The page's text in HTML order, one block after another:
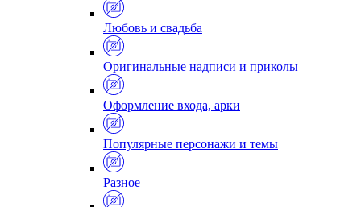
Любовь и свадьба
Оригинальные надписи и приколы
Оформление входа, арки
Популярные персонажи и темы
Разное